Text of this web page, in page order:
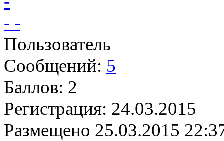
- -
Пользователь
Сообщений: 5
Баллов: 2
Регистрация: 24.03.2015
Размещено 25.03.2015